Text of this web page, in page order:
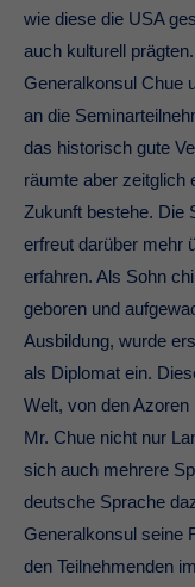
wie diese die USA
auch kulturell
Generalkonsul Chue
an die
das historisch gute
räumte aber zeitglich
Zukunft bestehe. Die
erfreut darüber mehr
erfahren. Als Sohn
geboren und
Ausbildung, wurde
als Diplomat ein.
Welt, von den
Mr. Chue nicht nur
sich auch mehrere
deutsche Sprache
Generalkonsul seine
den Teilnehmenden